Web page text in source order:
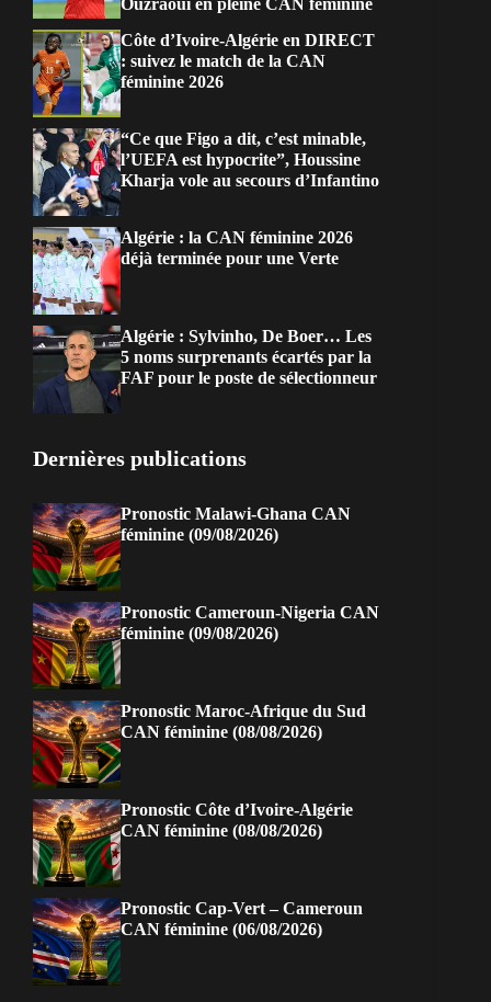
Ouzraoui en pleine CAN féminine
Côte d’Ivoire-Algérie en DIRECT
: suivez le match de la CAN
féminine 2026
“Ce que Figo a dit, c’est minable,
l’UEFA est hypocrite”, Houssine
Kharja vole au secours d’Infantino
Algérie : la CAN féminine 2026
déjà terminée pour une Verte
Algérie : Sylvinho, De Boer… Les
5 noms surprenants écartés par la
FAF pour le poste de sélectionneur
Dernières publications
Pronostic Malawi-Ghana CAN
féminine (09/08/2026)
Pronostic Cameroun-Nigeria CAN
féminine (09/08/2026)
Pronostic Maroc-Afrique du Sud
CAN féminine (08/08/2026)
Pronostic Côte d’Ivoire-Algérie
CAN féminine (08/08/2026)
Pronostic Cap-Vert – Cameroun
CAN féminine (06/08/2026)